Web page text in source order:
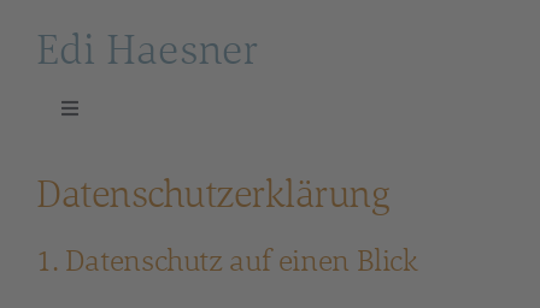
InhaltEdi Haesner
Toggle
Leistungen und Therapieansätze
Datenschutz­erklärung
1. Datenschutz auf einen Blick